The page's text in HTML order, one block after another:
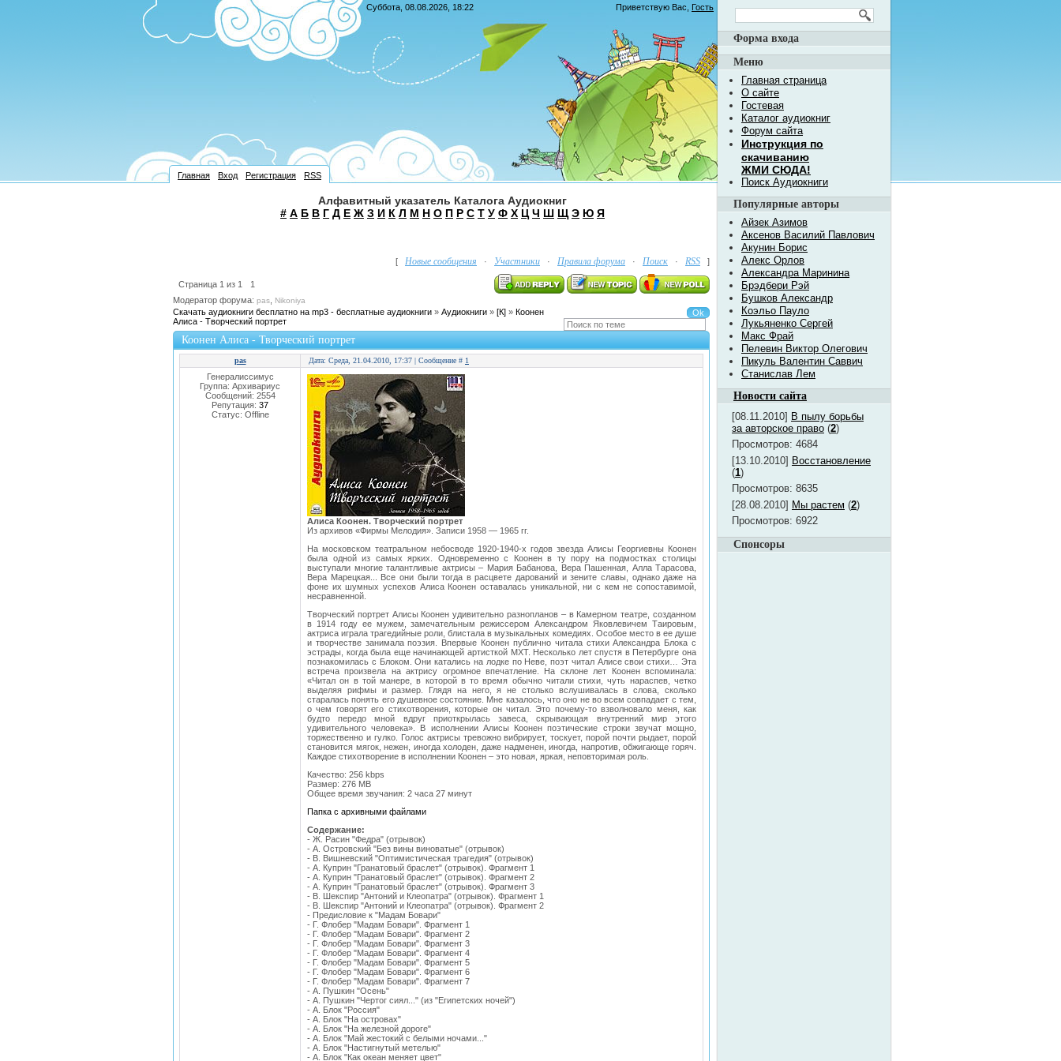
Суббота, 08.08.2026, 18:22 Приветствую Вас Гость
Главная Вход Регистрация RSS
Алфавитный указатель Каталога Аудиокниг
# А Б В Г Д Е Ж З И К Л М Н О П Р С Т У Ф Х Ц Ч Ш Щ Э Ю Я
[ Новые сообщения · Участники · Правила форума · Поиск · RSS ]
Страница 1 из 1
1
Модератор форума: pas Nikoniya
Скачать аудиокниги бесплатно на mp3 - бесплатные аудиокниги » Аудиокниги » [К] » Коонен
Алиса - Творческий портрет
Коонен Алиса - Творческий портрет
pas Дата: Среда, 21.04.2010, 17:37 | Сообщение # 1
Генералиссимус
Группа: Архивариус
Сообщений: 2554
Репутация: 37
Статус: Offline
Алиса Коонен. Творческий портрет
Из архивов «Фирмы Мелодия». Записи 1958 — 1965 гг.
На московском театральном небосводе 1920-1940-х годов звезда Алисы Георгиевны Коонен
была одной из самых ярких. Одновременно с Коонен в ту пору на подмостках столицы
выступали многие талантливые актрисы – Мария Бабанова, Вера Пашенная, Алла Тарасова,
Вера Марецкая... Все они были тогда в расцвете дарований и зените славы, однако даже на
фоне их шумных успехов Алиса Коонен оставалась уникальной, ни с кем не сопоставимой,
несравненной.
Творческий портрет Алисы Коонен удивительно разнопланов – в Камерном театре, созданном
в 1914 году ее мужем, замечательным режиссером Александром Яковлевичем Таировым,
актриса играла трагедийные роли, блистала в музыкальных комедиях. Особое место в ее душе
и творчестве занимала поэзия. Впервые Коонен публично читала стихи Александра Блока с
эстрады, когда была еще начинающей артисткой МХТ. Несколько лет спустя в Петербурге она
познакомилась с Блоком. Они катались на лодке по Неве, поэт читал Алисе свои стихи… Эта
встреча произвела на актрису огромное впечатление. На склоне лет Коонен вспоминала:
«Читал он в той манере, в которой в то время обычно читали стихи, чуть нараспев, четко
выделяя рифмы и размер. Глядя на него, я не столько вслушивалась в слова, сколько
старалась понять его душевное состояние. Мне казалось, что оно не во всем совпадает с тем,
о чем говорят его стихотворения, которые он читал. Это почему-то взволновало меня, как
будто передо мной вдруг приоткрылась завеса, скрывающая внутренний мир этого
удивительного человека». В исполнении Алисы Коонен поэтические строки звучат мощно,
торжественно и гулко. Голос актрисы тревожно вибрирует, тоскует, порой почти рыдает, порой
становится мягок, нежен, иногда холоден, даже надменен, иногда, напротив, обжигающе горяч.
Каждое стихотворение в исполнении Коонен – это новая, яркая, неповторимая роль.
Качество: 256 kbps
Размер: 276 MB
Общее время звучания: 2 часа 27 минут
Папка с архивными файлами
Содержание:
- Ж. Расин "Федра" (отрывок)
- А. Островский "Без вины виноватые" (отрывок)
- В. Вишневский "Оптимистическая трагедия" (отрывок)
- А. Куприн "Гранатовый браслет" (отрывок). Фрагмент 1
- А. Куприн "Гранатовый браслет" (отрывок). Фрагмент 2
- А. Куприн "Гранатовый браслет" (отрывок). Фрагмент 3
- В. Шекспир "Антоний и Клеопатра" (отрывок). Фрагмент 1
- В. Шекспир "Антоний и Клеопатра" (отрывок). Фрагмент 2
- Предисловие к "Мадам Бовари"
- Г. Флобер "Мадам Бовари". Фрагмент 1
- Г. Флобер "Мадам Бовари". Фрагмент 2
- Г. Флобер "Мадам Бовари". Фрагмент 3
- Г. Флобер "Мадам Бовари". Фрагмент 4
- Г. Флобер "Мадам Бовари". Фрагмент 5
- Г. Флобер "Мадам Бовари". Фрагмент 6
- Г. Флобер "Мадам Бовари". Фрагмент 7
- А. Пушкин "Осень"
- А. Пушкин "Чертог сиял..." (из "Египетских ночей")
- А. Блок "Россия"
- А. Блок "На островах"
- А. Блок "На железной дороге"
- А. Блок "Май жестокий с белыми ночами..."
- А. Блок "Настигнутый метелью"
- А. Блок "Как океан меняет цвет"
Форма входа
Меню
Главная страница
О сайте
Гостевая
Каталог аудиокниг
Форум сайта
Инструкция по
скачиванию
ЖМИ СЮДА!
Поиск Аудиокниги
Популярные авторы
Айзек Азимов
Аксенов Василий Павлович
Акунин Борис
Алекс Орлов
Александра Маринина
Брэдбери Рэй
Бушков Александр
Коэльо Пауло
Лукьяненко Сергей
Макс Фрай
Пелевин Виктор Олегович
Пикуль Валентин Саввич
Станислав Лем
Новости сайта
[08.11.2010] В пылу борьбы
за авторское право (2)
Просмотров: 4684
[13.10.2010] Восстановление
(1)
Просмотров: 8635
[28.08.2010] Мы растем (2)
Просмотров: 6922
Спонсоры